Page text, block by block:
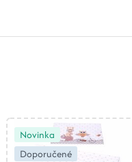
Novinka
Doporučené